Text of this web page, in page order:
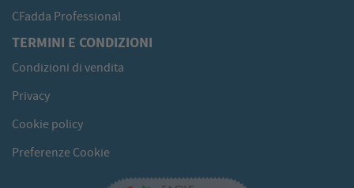
CFadda Professional
TERMINI E CONDIZIONI
Condizioni di vendita
Privacy
Cookie policy
Preferenze Cookie